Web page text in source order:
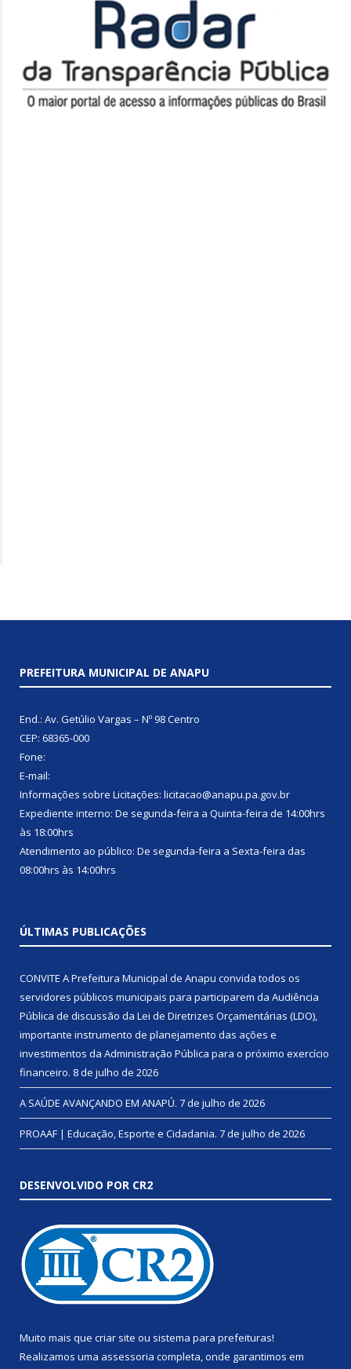
PREFEITURA MUNICIPAL DE ANAPU
End.: Av. Getúlio Vargas – Nº 98 Centro
CEP: 68365-000
Fone:
E-mail:
Informações sobre Licitações: licitacao@anapu.pa.gov.br
Expediente interno: De segunda-feira a Quinta-feira de 14:00hrs
às 18:00hrs
Atendimento ao público: De segunda-feira a Sexta-feira das
08:00hrs às 14:00hrs
ÚLTIMAS PUBLICAÇÕES
CONVITE A Prefeitura Municipal de Anapu convida todos os
servidores públicos municipais para participarem da Audiência
Pública de discussão da Lei de Diretrizes Orçamentárias (LDO),
importante instrumento de planejamento das ações e
investimentos da Administração Pública para o próximo exercício
financeiro. 8 de julho de 2026
A SAÚDE AVANÇANDO EM ANAPÚ. 7 de julho de 2026
PROAAF | Educação, Esporte e Cidadania. 7 de julho de 2026
DESENVOLVIDO POR CR2
Muito mais que criar site ou sistema para prefeituras!
Realizamos uma assessoria completa, onde garantimos em